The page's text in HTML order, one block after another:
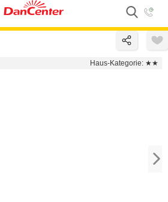
Haus-Kategorie: ★★